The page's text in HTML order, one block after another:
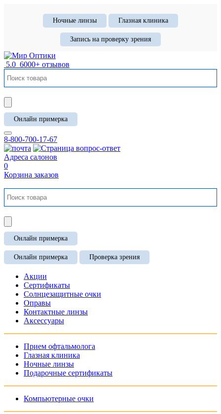
Ночные линзы Глазная клиника
Запись на проверку зрения
5.0 6000+ отзывов
Онлайн примерка
8-800-700-17-67
Адреса салонов
0
Корзина заказов
Онлайн примерка
Онлайн примерка Проверка зрения
Акции
Сертификаты
Солнцезащитные очки
Оправы
Контактные линзы
Аксессуары
Прием офтальмолога
Глазная клиника
Ночные линзы
Подарочные сертификаты
Компьютерные очки